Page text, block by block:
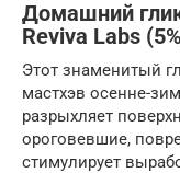
Домашний
Reviva Labs
Этот знаменитый
мастхэв осенне-
разрыхляет
ороговевшие,
стимулирует